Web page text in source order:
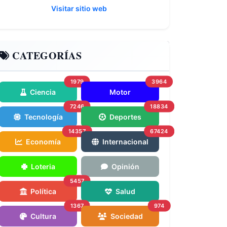
Visitar sitio web
CATEGORÍAS
Ciencia
1979
Motor
3964
Tecnología
7246
Deportes
18834
Economía
14357
Internacional
67424
Loteria Opinión
Política
5457
Salud
Cultura
1367
Sociedad
974